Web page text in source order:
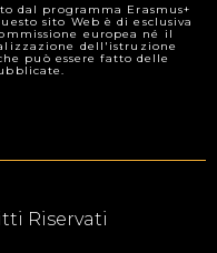
dal programma Erasmus+
sito Web è di esclusiva
europea né il
dell'istruzione
può essere fatto delle
Riservati